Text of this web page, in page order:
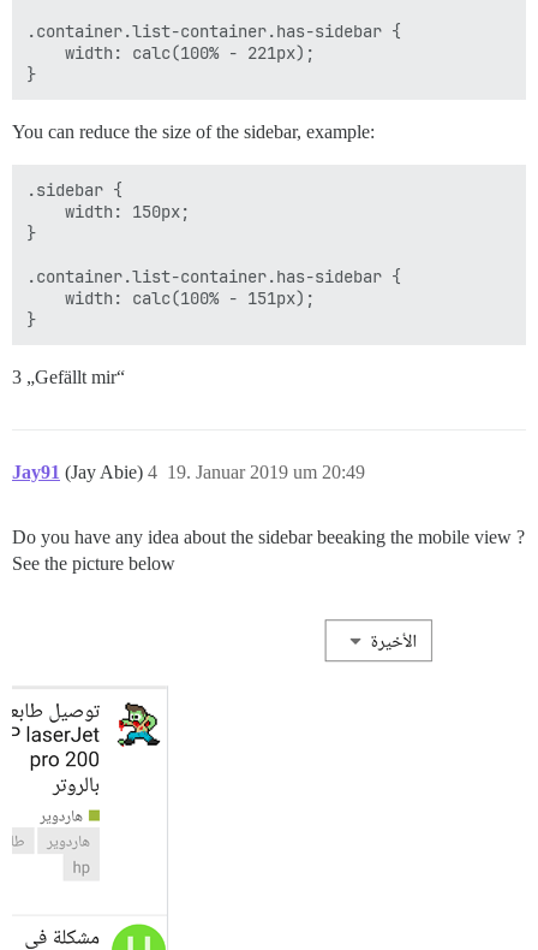
.container.list-container.has-sidebar {
    width: calc(100% - 221px);
You can reduce the size of the sidebar, example:
.sidebar {
    width: 150px;
}
.container.list-container.has-sidebar {
    width: calc(100% - 151px);
3 „Gefällt mir“
Jay91 (Jay Abie) 19. Januar 2019 um 20:49
4
Do you have any idea about the sidebar beeaking the mobile view ?
See the picture below